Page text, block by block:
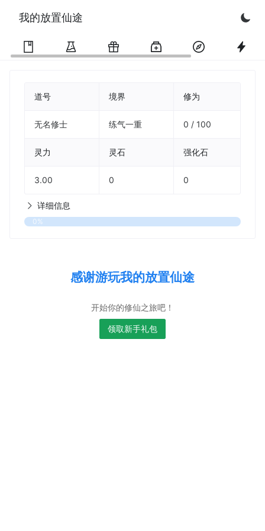
我的放置仙途
道号 境界 修为
无名修士 练气一重 0 / 100
灵力 灵石 强化石
3.00 0 0
详细信息
0%
感谢游玩我的放置仙途
开始你的修仙之旅吧！
领取新手礼包